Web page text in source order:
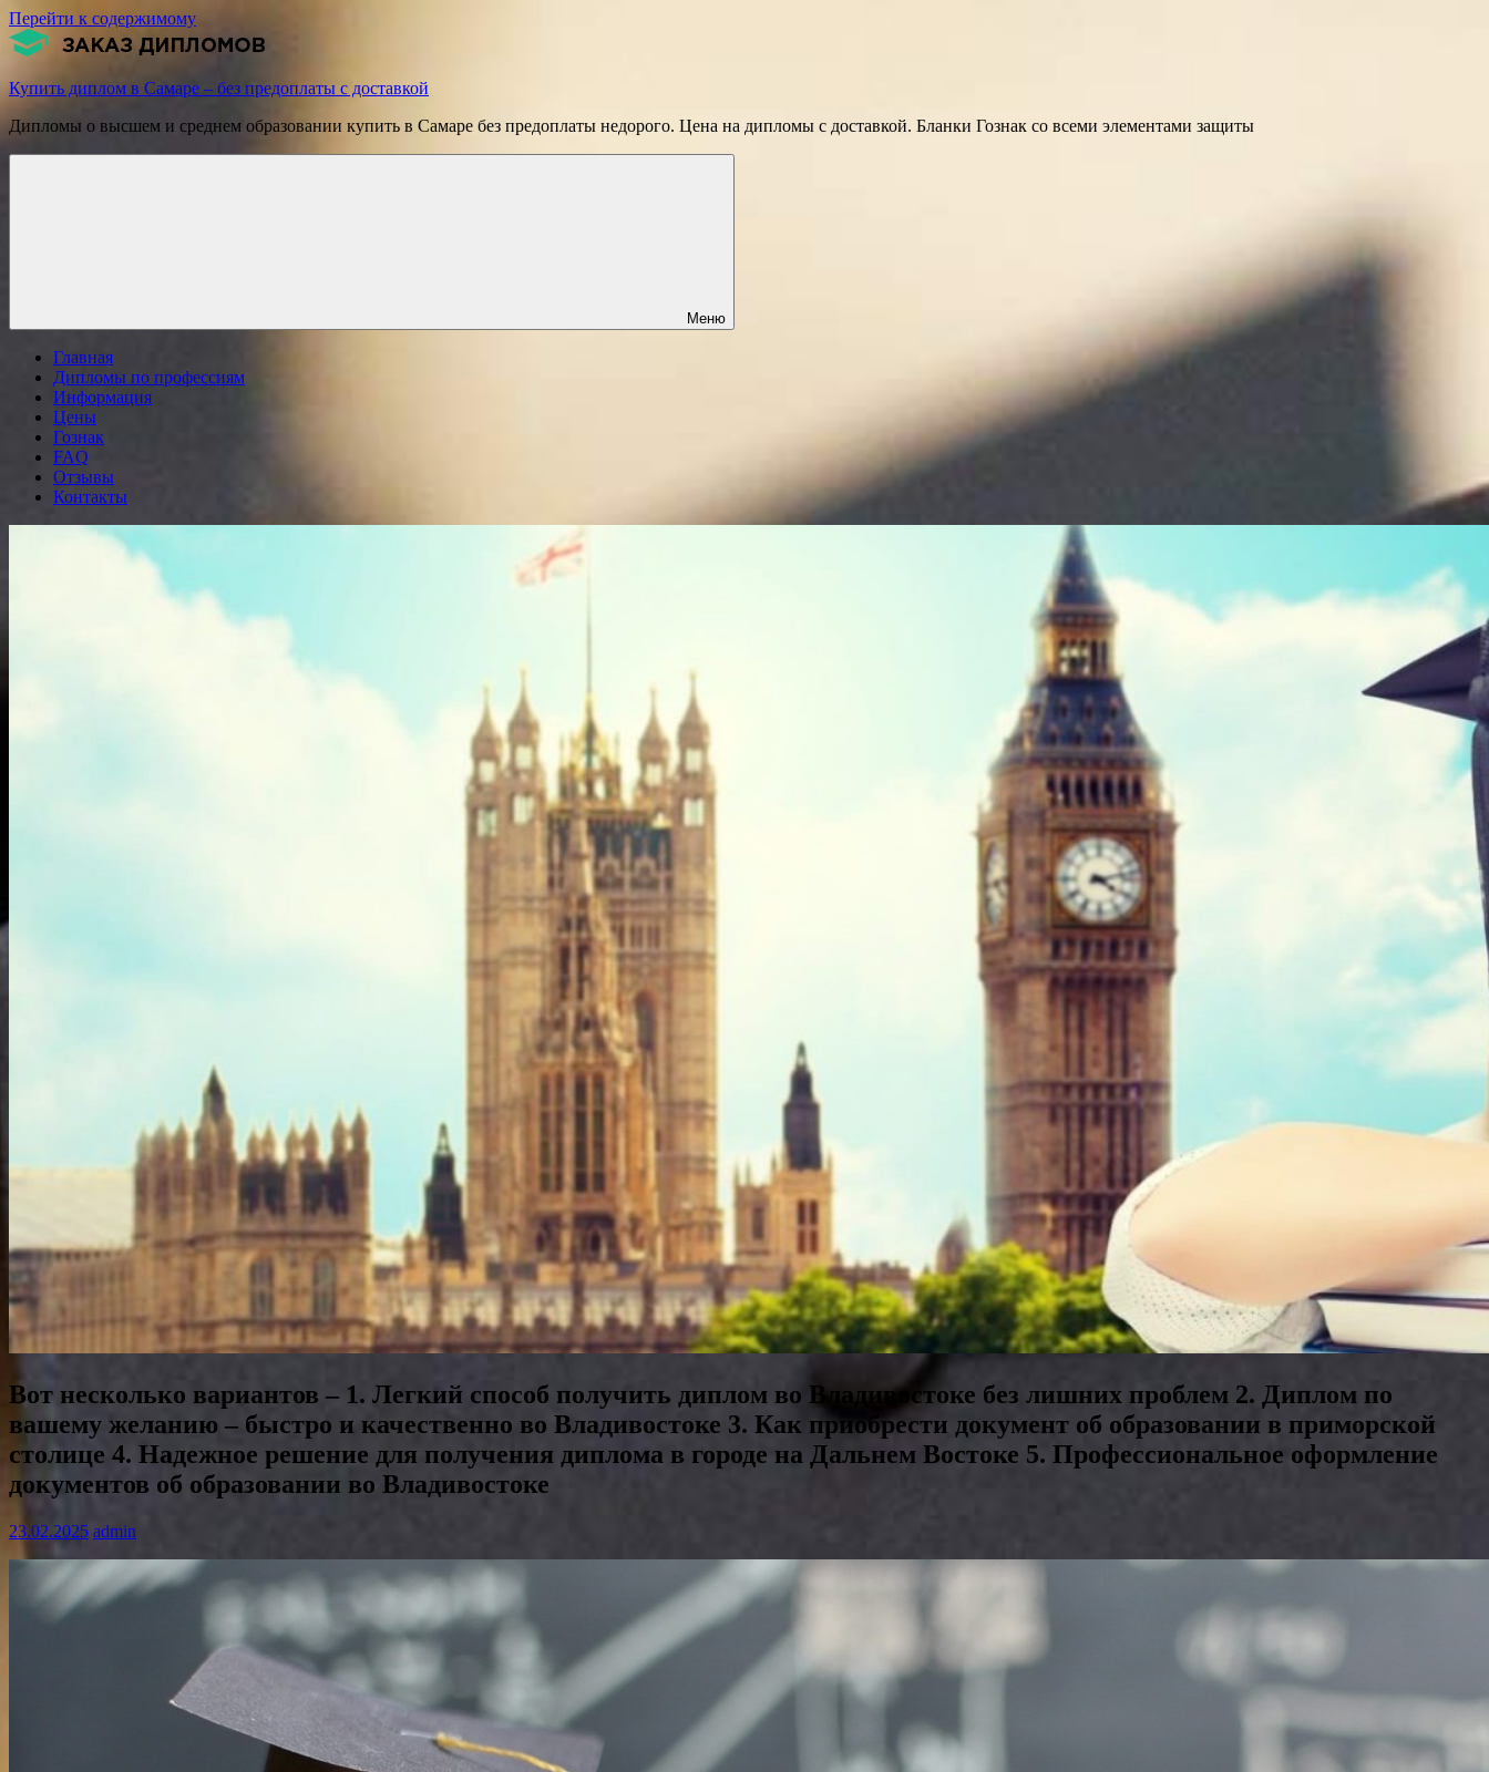
Перейти к содержимому
Купить диплом в Самаре – без предоплаты с доставкой
Дипломы о высшем и среднем образовании купить в Самаре без предоплаты недорого. Цена на дипломы с доставкой. Бланки Гознак со всеми элементами защиты
Меню
Главная
Дипломы по профессиям
Информация
Цены
Гознак
FAQ
Отзывы
Контакты
Вот несколько вариантов – 1. Легкий способ получить диплом во Владивостоке без лишних проблем 2. Диплом по
вашему желанию – быстро и качественно во Владивостоке 3. Как приобрести документ об образовании в приморской
столице 4. Надежное решение для получения диплома в городе на Дальнем Востоке 5. Профессиональное оформление
документов об образовании во Владивостоке
23.02.2025 admin